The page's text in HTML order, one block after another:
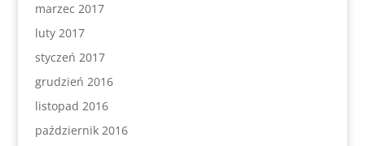
marzec 2017
luty 2017
styczeń 2017
grudzień 2016
listopad 2016
październik 2016